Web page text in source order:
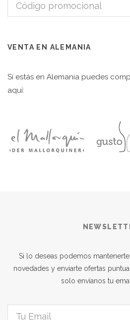
VENTA EN ALEMANIA
Si estás en Alemania puedes
aquí:
Si lo deseas podemos
novedades y enviarte ofertas
solo envíanos tu